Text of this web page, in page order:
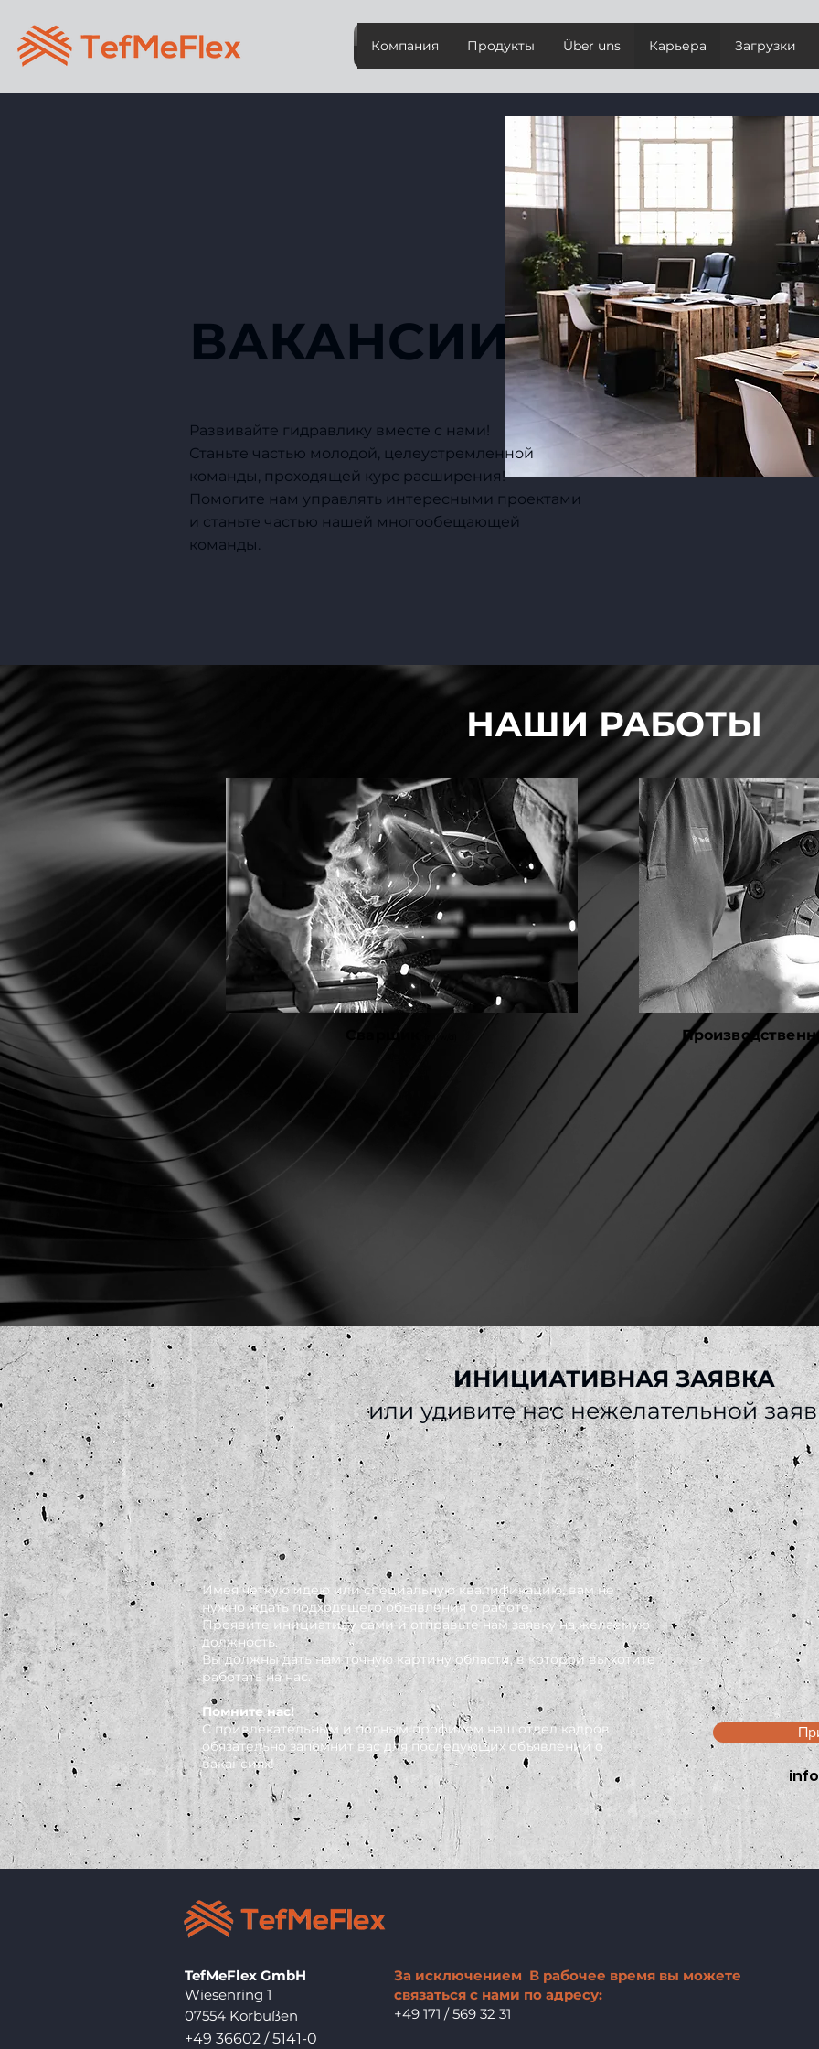
Компания Продукты Über uns Карьера Загрузки
ВАКАНСИИ
Развивайте гидравлику вместе с нами!
Станьте частью молодой, целеустремленной
команды, проходящей курс расширения!
Помогите нам управлять интересными проектами
и станьте частью нашей многообещающей
команды.
НАШИ РАБОТЫ
Сварщик
ИНИЦИАТИВНАЯ ЗАЯВКА
или удивите нас нежелательной
Имея четкую идею или специальную квалификацию, вам не
нужно ждать подходящего объявления о работе.
Проявите инициативу сами и отправьте нам заявку на желаемую
должность.
Вы должны дать нам точную картину области, в которой вы хотите
работать на нас.
Помните нас!
С привлекательным и полным профилем наш отдел кадров
обязательно запомнит вас для последующих объявлений о
вакансиях!
TefMeFlex GmbH
Wiesenring 1
07554 Korbußen
+49 36602 / 5141-0
За исключением В рабочее время вы можете
связаться с нами по адресу:
+49 171 / 569 32 31